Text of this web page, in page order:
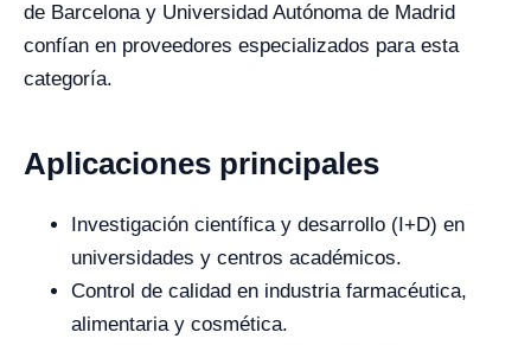
de Barcelona y Universidad Autónoma de Madrid
confían en proveedores especializados para esta
categoría.
Aplicaciones principales
Investigación científica y desarrollo (I+D) en
universidades y centros académicos.
Control de calidad en industria farmacéutica,
alimentaria y cosmética.